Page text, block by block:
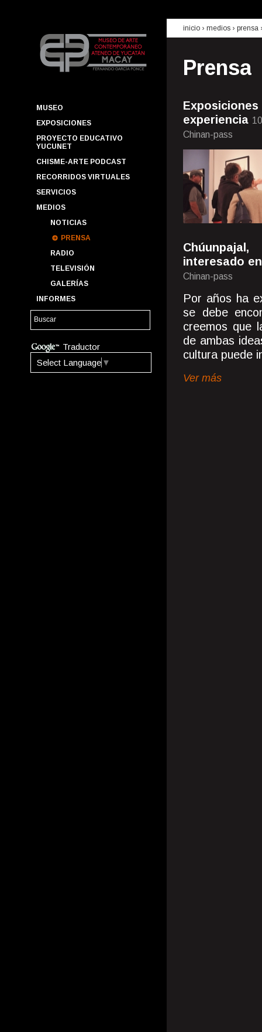
MUSEO
EXPOSICIONES
PROYECTO EDUCATIVO
YUCUNET
CHISME-ARTE PODCAST
RECORRIDOS VIRTUALES
SERVICIOS
MEDIOS
NOTICIAS
PRENSA
RADIO
TELEVISIÓN
GALERÍAS
INFORMES
Traductor
Select Language ▼
inicio › medios › prensa
Prensa
Exposiciones
experiencia
Chinan-pass
interesado
Chinan-pass
Por años ha
se debe
creemos que
de ambas
cultura puede
Ver más